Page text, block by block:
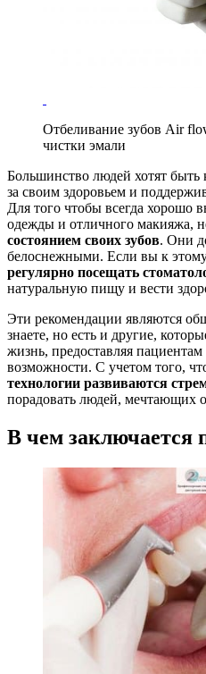
Отбеливание зубов Air
чистки эмали
Большинство людей хотят быть
за своим здоровьем и
Для того чтобы всегда хорошо
одежды и отличного макияжа,
состоянием своих зубов. Они
белоснежными. Если вы к
регулярно посещать
натуральную пищу и вести
Эти рекомендации являются
знаете, но есть и другие,
жизнь, предоставляя
возможности. С учетом того,
технологии развиваются
порадовать людей, мечтающих
В чем заключается